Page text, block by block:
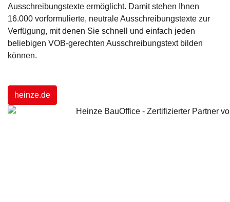
Ausschreibungstexte ermöglicht. Damit stehen Ihnen
16.000 vorformulierte, neutrale Ausschreibungstexte zur
Verfügung, mit denen Sie schnell und einfach jeden
beliebigen VOB-gerechten Ausschreibungstext bilden
können.
heinze.de